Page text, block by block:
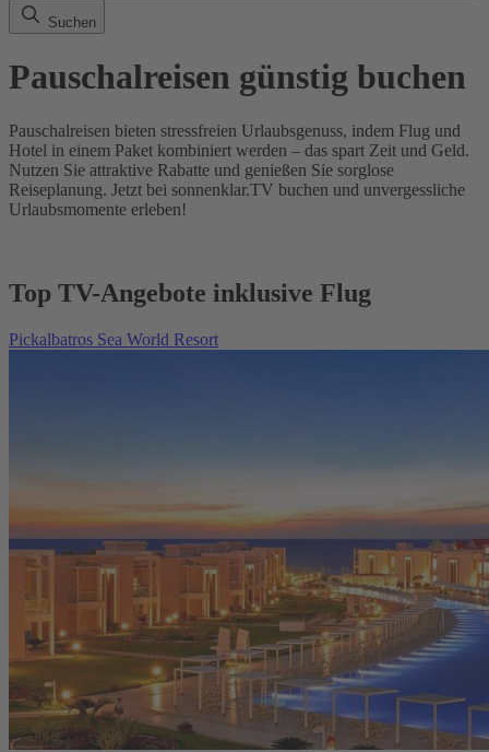
Suchen
Pauschalreisen günstig buchen
Pauschalreisen bieten stressfreien Urlaubsgenuss, indem Flug und
Hotel in einem Paket kombiniert werden – das spart Zeit und Geld.
Nutzen Sie attraktive Rabatte und genießen Sie sorglose
Reiseplanung. Jetzt bei sonnenklar.TV buchen und unvergessliche
Urlaubsmomente erleben!
Top TV-Angebote inklusive Flug
Pickalbatros Sea World Resort